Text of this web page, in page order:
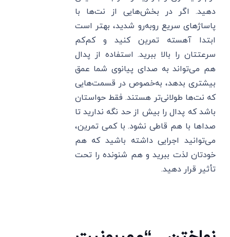
دهید. اگر در بخش‌هایی از نت‌ها با
پاساژهای سریع روبه‌رو شدید، بهتر است
ابتدا آهسته تمرین کنید و کم‌کم
سرعتتان را بالا ببرید. استفاده از پدال
هم می‌تواند به صدای پیانوی شما عمق
بیشتری بدهد، به‌خصوص در قسمت‌هایی
که نت‌ها طولانی‌تر هستند. فقط حواستان
باشد که پدال را بیش از حد نگه ندارید تا
صداها با هم قاطی نشود. با کمی تمرین،
می‌توانید اجرایی داشته باشید که هم
خودتان لذت ببرید و هم شنونده را تحت
تأثیر قرار دهید.